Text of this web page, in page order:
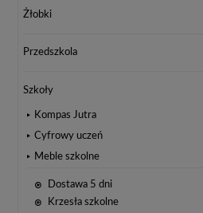
Żłobki
Przedszkola
Szkoły
Kompas Jutra
Cyfrowy uczeń
Meble szkolne
Dostawa 5 dni
Krzesła szkolne